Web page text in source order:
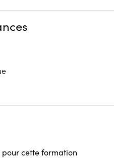
cette formation